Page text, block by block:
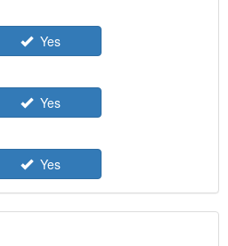
Yes
Yes
Yes